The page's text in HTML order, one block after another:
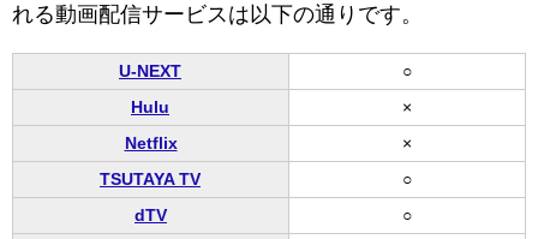
れる動画配信サービスは以下の通りです。
U-NEXT
○
Hulu
×
Netflix
×
TSUTAYA TV
○
dTV
○